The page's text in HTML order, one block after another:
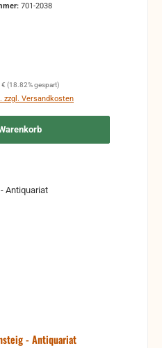
701-2038
Preis:
€ (18.82% gespart)
zzgl. Versandkosten
- Antiquariat